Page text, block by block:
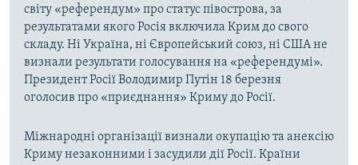
світу «референдум» про статус півострова, за
результатами якого Росія включила Крим до свого
складу. Ні Україна, ні Європейський союз, ні США не
визнали результати голосування на «референдумі».
Президент Росії Володимир Путін 18 березня
оголосив про «приєднання» Криму до Росії.
Міжнародні організації визнали окупацію та анексію
Криму незаконними і засудили дії Росії. Країни